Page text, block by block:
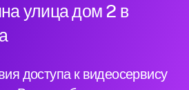
улица дом 2 в
доступа к видеосервису